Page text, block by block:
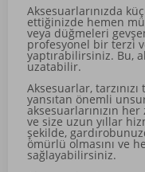
Aksesuarlarınızda
ettiğinizde hemen
veya düğmeleri
profesyonel bir terzi
yaptırabilirsiniz. Bu,
uzatabilir.
Aksesuarlar,
yansıtan önemli
aksesuarlarınızın
ve size uzun yıllar
şekilde,
ömürlü olmasını ve
sağlayabilirsiniz.